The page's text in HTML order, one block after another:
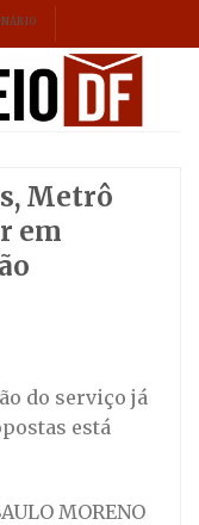
Metrô
em
do serviço já
está
MORENO